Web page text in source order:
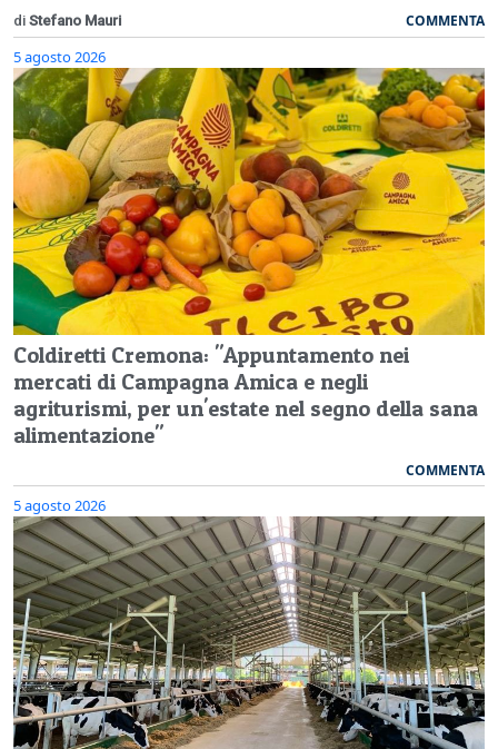
di Stefano Mauri COMMENTA
5 agosto 2026
Coldiretti Cremona: "Appuntamento nei
mercati di Campagna Amica e negli
agriturismi, per un'estate nel segno della sana
alimentazione"
COMMENTA
5 agosto 2026